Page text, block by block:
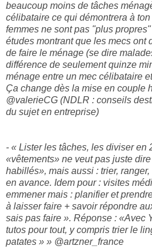
beaucoup moins de tâches
célibataire ce qui démontrera à
femmes ne sont pas "plus
études montrant que les mecs ont
de faire le ménage (se dire
différence de seulement quinze
ménage entre un mec célibataire
Ça change dès la mise en couple
@valerieCG (NDLR : conseils
du sujet en entreprise)
- « Lister les tâches, les diviser en
«vêtements» ne veut pas juste
habillés», mais aussi : trier,
en avance. Idem pour : visites
emmener mais : planifier et
à laisser faire + savoir répondre
sais pas faire ». Réponse : «Avec
tutos pour tout, y compris trier le
patates » » @artzner_france